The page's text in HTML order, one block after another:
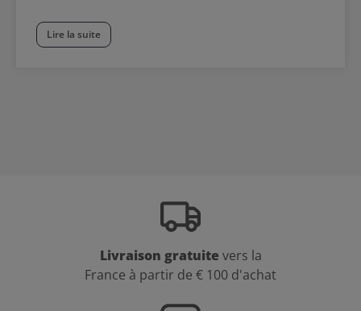
Lire la suite
Livraison gratuite vers la
France à partir de € 100 d'achat